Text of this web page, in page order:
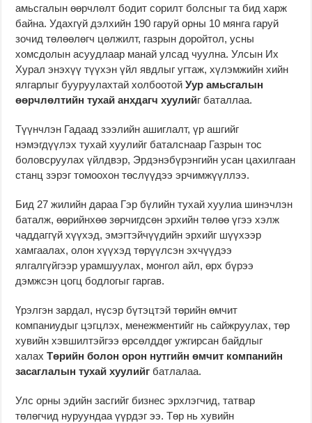
амьсгалын өөрчлөлт бодит сорилт болсныг та бид харж
байна. Удахгүй дэлхийн 190 гаруй орны 10 мянга гаруй
зочид төлөөлөгч цөлжилт, газрын доройтол, усны
хомсдолын асуудлаар манай улсад чуулна. Улсын Их
Хурал энэхүү түүхэн үйл явдлыг угтаж, хүлэмжийн хийн
ялгарлыг бууруулахтай холбоотойУур амьсгалын
өөрчлөлтийн тухай анхдагч хуулийг баталлаа.
Түүнчлэн Гадаад зээлийн ашиглалт, үр ашгийг
нэмэгдүүлэх тухай хуулийг баталснаар Газрын тос
боловсруулах үйлдвэр, Эрдэнэбүрэнгийн усан цахилгаан
станц зэрэг томоохон төслүүдээ эрчимжүүллээ.
Бид 27 жилийн дараа Гэр бүлийн тухай хуулиа шинэчлэн
баталж, өөрийнхөө зөрчигдсөн эрхийн төлөө үгээ хэлж
чаддаггүй хүүхэд, эмэгтэйчүүдийн эрхийг шүүхээр
хамгаалах, олон хүүхэд төрүүлсэн эхчүүдээ
ялгалгүйгээр урамшуулах, монгол айл, өрх бүрээ
дэмжсэн цогц бодлогыг гаргав.
Үрэлгэн зардал, нүсэр бүтэцтэй төрийн өмчит
компаниудыг цэгцлэх, менежментийг нь сайжруулах, төр
хувийн хэвшилтэйгээ өрсөлддөг ужгирсан байдлыг
халахТөрийн болон орон нутгийн өмчит компанийн
засаглалын тухай хуулийг батлалаа.
Улс орны эдийн засгийг бизнес эрхлэгчид, татвар
төлөгчид нуруундаа үүрдэг ээ. Төр нь хувийн